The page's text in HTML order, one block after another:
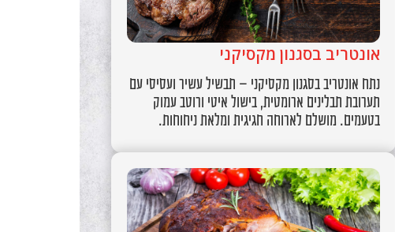
אונטריב בסגנון מקסיקני
נתח אונטריב בסגנון מקסיקני – תבשיל עשיר ועסיסי עם
תערובת תבלינים ארומטית, בישול איטי ורוטב עמוק
בטעמים. מושלם לארוחה חגיגית ומלאת ניחוחות.